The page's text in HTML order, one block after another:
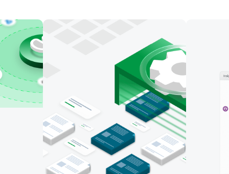
ングエージェントでパイプラインを構築したり、自然
言語で Qlik の AI アシスタントを使用することができ
ます。